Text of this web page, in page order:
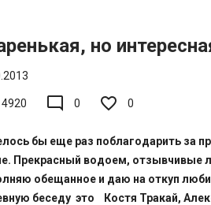
но
4920 mode_comment 0 0
бы еще раз поблагодарить за
Прекрасный водоем, отзывчивые
обещанное и даю на откуп
беседу это Костя Тракай,